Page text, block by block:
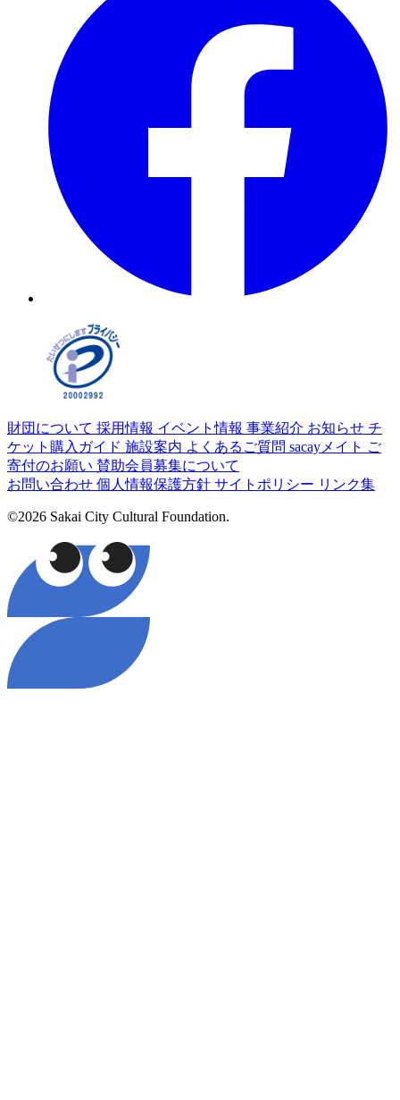
財団について 採用情報 イベント情報 事業紹介 お知らせ チ
ケット購入ガイド 施設案内 よくあるご質問 sacayメイト ご
寄付のお願い 賛助会員募集について
お問い合わせ 個人情報保護方針 サイトポリシー リンク集
©2026 Sakai City Cultural Foundation.